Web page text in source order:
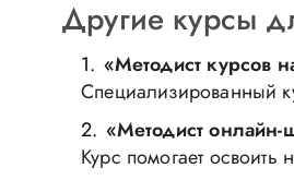
Другие курсы
«Методист курсов
Специализированный
«Методист онлайн-
Курс помогает